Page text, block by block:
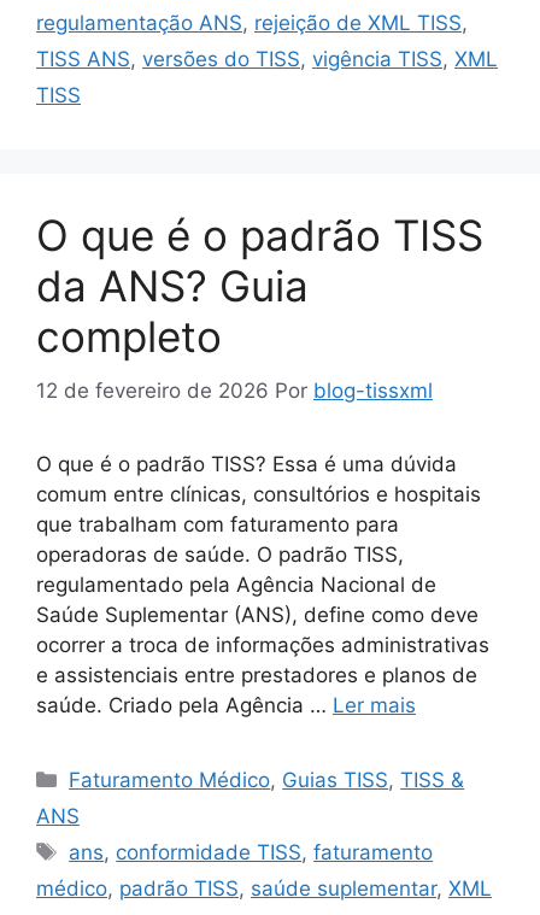
regulamentação ANS, rejeição de XML TISS,
TISS ANS, versões do TISS, vigência TISS, XML
TISS
O que é o padrão TISS
da ANS? Guia
completo
12 de fevereiro de 2026 Por blog-tissxml
O que é o padrão TISS? Essa é uma dúvida
comum entre clínicas, consultórios e hospitais
que trabalham com faturamento para
operadoras de saúde. O padrão TISS,
regulamentado pela Agência Nacional de
Saúde Suplementar (ANS), define como deve
ocorrer a troca de informações administrativas
e assistenciais entre prestadores e planos de
saúde. Criado pela Agência … Ler mais
Categorias
Faturamento Médico, Guias TISS,TISS &
ANS
Tags
ans, conformidade TISS,faturamento
médico, padrão TISS, saúde suplementar, XML